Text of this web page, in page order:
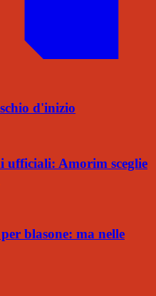
d'inizio
ufficiali: Amorim sceglie
blasone: ma nelle